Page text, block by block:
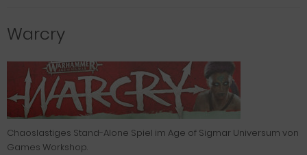
Warcry
Chaoslastiges Stand-Alone Spiel im Age of Sigmar Universum von
Games Workshop.